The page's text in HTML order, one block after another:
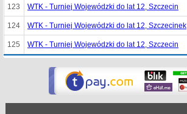
123 WTK - Turniej Wojewódzki do lat 12, Szczecin
124 WTK - Turniej Wojewódzki do lat 12, Szczecinek
125 WTK - Turniej Wojewódzki do lat 12, Szczecin